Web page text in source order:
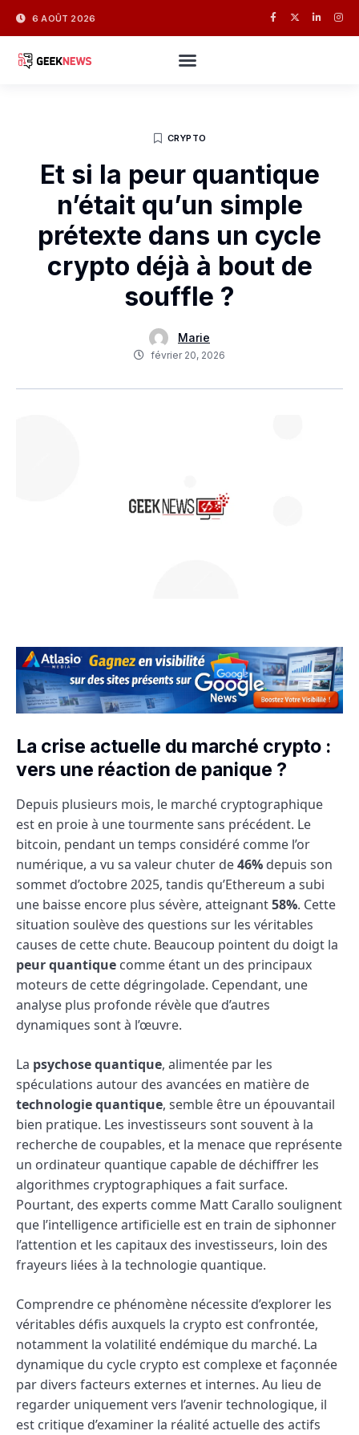
6 AOÛT 2026
CRYPTO
Et si la peur quantique
n’était qu’un simple
prétexte dans un cycle
crypto déjà à bout de
souffle ?
Marie
février 20, 2026
La crise actuelle du marché crypto :
vers une réaction de panique ?
Depuis plusieurs mois, le marché cryptographique
est en proie à une tourmente sans précédent. Le
bitcoin, pendant un temps considéré comme l’or
numérique, a vu sa valeur chuter de46% depuis son
sommet d’octobre 2025, tandis qu’Ethereum a subi
une baisse encore plus sévère, atteignant58%. Cette
situation soulève des questions sur les véritables
causes de cette chute. Beaucoup pointent du doigt la
peur quantique comme étant un des principaux
moteurs de cette dégringolade. Cependant, une
analyse plus profonde révèle que d’autres
dynamiques sont à l’œuvre.
La psychose quantique, alimentée par les
spéculations autour des avancées en matière de
technologie quantique, semble être un épouvantail
bien pratique. Les investisseurs sont souvent à la
recherche de coupables, et la menace que représente
un ordinateur quantique capable de déchiffrer les
algorithmes cryptographiques a fait surface.
Pourtant, des experts comme Matt Carallo soulignent
que l’intelligence artificielle est en train de siphonner
l’attention et les capitaux des investisseurs, loin des
frayeurs liées à la technologie quantique.
Comprendre ce phénomène nécessite d’explorer les
véritables défis auxquels la crypto est confrontée,
notamment la volatilité endémique du marché. La
dynamique du cycle crypto est complexe et façonnée
par divers facteurs externes et internes. Au lieu de
regarder uniquement vers l’avenir technologique, il
est critique d’examiner la réalité actuelle des actifs